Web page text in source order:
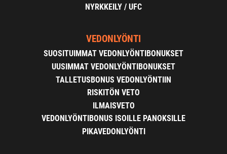
NYRKKEILY / UFC
VEDONLYÖNTI
SUOSITUIMMAT VEDONLYÖNTIBONUKSET
UUSIMMAT VEDONLYÖNTIBONUKSET
TALLETUSBONUS VEDONLYÖNTIIN
RISKITÖN VETO
ILMAISVETO
VEDONLYÖNTIBONUS ISOILLE PANOKSILLE
PIKAVEDONLYÖNTI